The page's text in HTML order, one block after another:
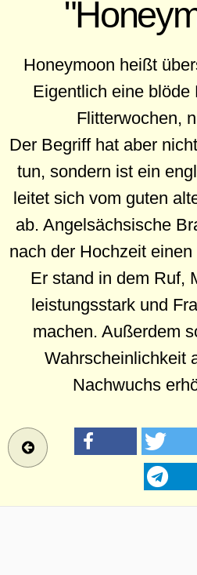
Honeymoon heißt
Eigentlich eine blöde
Flitterwochen,
Der Begriff hat aber
tun, sondern ist ein
leitet sich vom guten
ab. Angelsächsische
nach der Hochzeit
Er stand in dem Ruf,
leistungsstark und
machen. Außerdem
Wahrscheinlichkeit
Nachwuchs